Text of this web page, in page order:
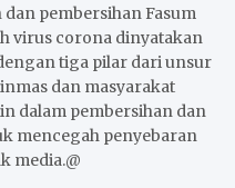
pembersihan Fasum
virus corona dinyatakan
tiga pilar dari unsur
dan masyarakat
dalam pembersihan dan
mencegah penyebaran
media.@